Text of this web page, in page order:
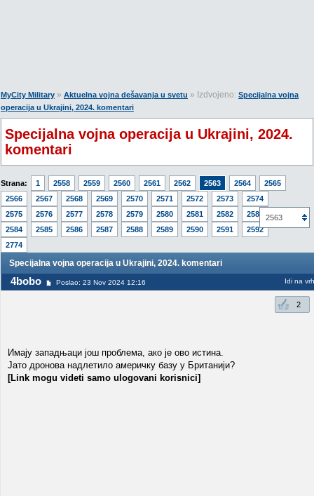
MyCity Military » Aktuelna vojna dešavanja u svetu » Izdvojeno: Specijalna vojna
operacija u Ukrajini, 2024. komentari
Specijalna vojna operacija u Ukrajini, 2024.
komentari
Strana: 1 2558 2559 2560 2561 2562 2563 2564
2565
2566
2567 2568 2569 2570 2571 2572 2573
2574
2575
2576 2577 2578 2579 2580 2581 2582
2583
2584
2585 2586 2587 2588 2589 2590 2591
2592
2774
2563
Specijalna vojna operacija u Ukrajini, 2024. komentari
4bobo Poslao: 23 Nov 2024 12:16 Idi na vrh
2
Имају западњаци још проблема, ако је ово истина.
Јато дронова надлетило америчку базу у Британији?
[Link mogu videti samo ulogovani korisnici]